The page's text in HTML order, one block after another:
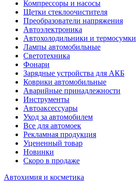
Компрессоры и насосы
Щетки стеклоочистителя
Преобразователи напряжения
Автоэлектроника
Автохолодильники и термосумки
Лампы автомобильные
Светотехника
Фонари
Зарядные устройства для АКБ
Коврики автомобильные
Аварийные принадлежности
Инструменты
Автоаксессуары
Уход за автомобилем
Все для автомоек
Рекламная продукция
Уцененный товар
Новинки
Скоро в продаже
Автохимия и косметика